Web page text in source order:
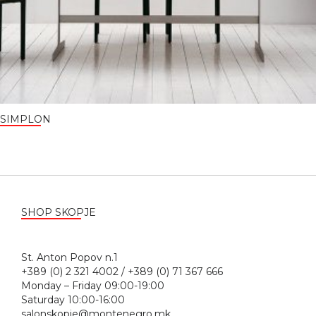
SIMPLON
SHOP SKOPJE
St. Anton Popov n.1
+389 (0) 2 321 4002 / +389 (0) 71 367 666
Monday – Friday 09:00-19:00
Saturday 10:00-16:00